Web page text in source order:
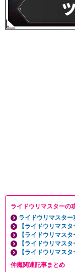
ライドウリマスターの
ライドウリマスター
【ライドウリマス
【ライドウリマス
【ライドウリマス
【ライドウリマス
仲魔関連記事まとめ